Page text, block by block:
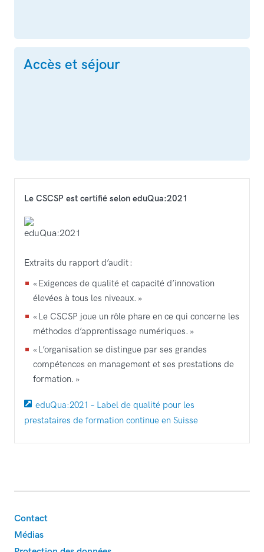
Accès et séjour
Le CSCSP est certifié selon eduQua:2021
Extraits du rapport d’audit :
« Exigences de qualité et capacité d’innovation
élevées à tous les niveaux. »
« Le CSCSP joue un rôle phare en ce qui concerne les
méthodes d’apprentissage numériques. »
« L’organisation se distingue par ses grandes
compétences en management et ses prestations de
formation. »
eduQua:2021 – Label de qualité pour les
prestataires de formation continue en Suisse
Footer
Contact
Médias